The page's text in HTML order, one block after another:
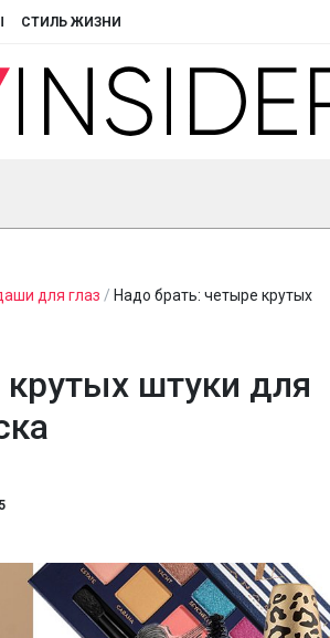
СТИЛЬ ЖИЗНИ
для глаз / Надо брать: четыре крутых
штуки для
5